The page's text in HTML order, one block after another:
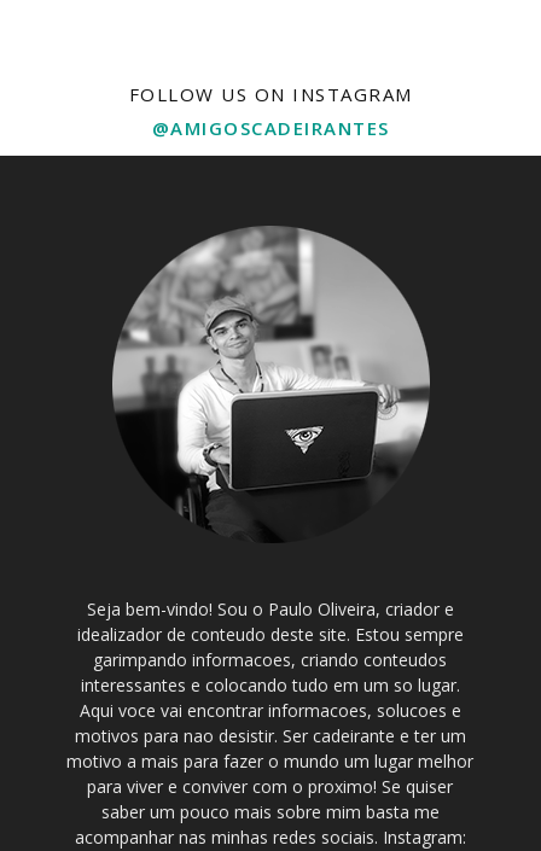
FOLLOW US ON INSTAGRAM
@AMIGOSCADEIRANTES
Seja bem-vindo! Sou o Paulo Oliveira, criador e
idealizador de conteudo deste site. Estou sempre
garimpando informacoes, criando conteudos
interessantes e colocando tudo em um so lugar.
Aqui voce vai encontrar informacoes, solucoes e
motivos para nao desistir. Ser cadeirante e ter um
motivo a mais para fazer o mundo um lugar melhor
para viver e conviver com o proximo! Se quiser
saber um pouco mais sobre mim basta me
acompanhar nas minhas redes sociais. Instagram: